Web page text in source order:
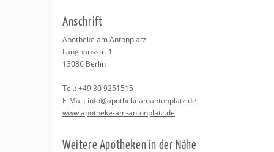
Beratung
Kurse
Regionale Tipps
An­schrift
Apo­the­ke am An­ton­platz
Lang­hans­str. 1
13086 Ber­lin
Tel.:+49 30 9251515
E-Mail: info@​apo​thek​eama​nton​plat​z.​de
www.​apotheke-​am-​antonplatz.​de
Wei­te­re Apo­the­ken in der Nähe